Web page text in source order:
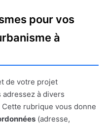
pour vos
à
de votre projet
à divers
rubrique vous donne
(adresse,